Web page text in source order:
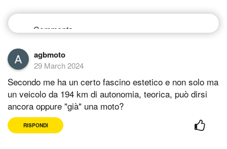
agbmoto
29 March 2024
Secondo me ha un certo fascino estetico e non solo ma
un veicolo da 194 km di autonomia, teorica, può dirsi
ancora oppure "già" una moto?
RISPONDI